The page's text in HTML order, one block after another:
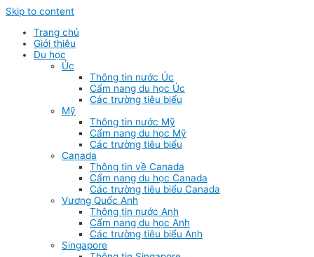
Skip to content
Trang chủ
Giới thiệu
Du học
Úc
Thông tin nước Úc
Cẩm nang du học Úc
Các trường tiêu biểu
Mỹ
Thông tin nước Mỹ
Cẩm nang du học Mỹ
Các trường tiêu biểu
Canada
Thông tin về Canada
Cẩm nang du học Canada
Các trường tiêu biểu Canada
Vương Quốc Anh
Thông tin nước Anh
Cẩm nang du học Anh
Các trường tiêu biểu Anh
Singapore